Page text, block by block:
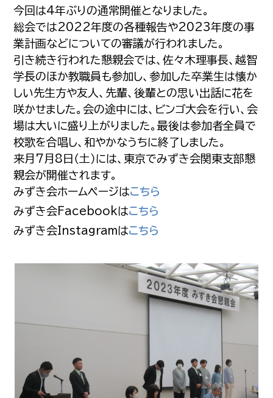
今回は4年ぶりの通常開催となりました。
総会では2022年度の各種報告や2023年度の事
業計画などについての審議が行われました。
引き続き行われた懇親会では、佐々木理事長、越智
学長のほか教職員も参加し、参加した卒業生は懐か
しい先生方や友人、先輩、後輩との思い出話に花を
咲かせました。会の途中には、ビンゴ大会を行い、会
場は大いに盛り上がりました。最後は参加者全員で
校歌を合唱し、和やかなうちに終了しました。
来月7月8日（土）には、東京でみずき会関東支部懇
親会が開催されます。
みずき会ホームページはこちら
みずき会Facebookはこちら
みずき会Instagramはこちら